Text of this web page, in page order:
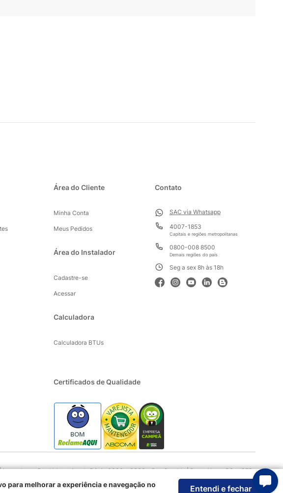
Área do Cliente
Minha Conta
Meus Pedidos
Área do Instalador
Cadastre-se
Acessar
Calculadora
Calculadora BTUs
Contato
SAC via Whatsapp
4007-1853
Capitais e regiões metropolitanas
0800-008 8500
Demais regiões do país
Seg a sex 8h às 18h
Certificados de Qualidade
BOM
Logradouro: Rua Voluntarios da Pátria 3303 e 3333 - Sao Geraldo | Porto Alegre RS - CEP:
para melhorar a experiência e navegação no
Entendi e fechar